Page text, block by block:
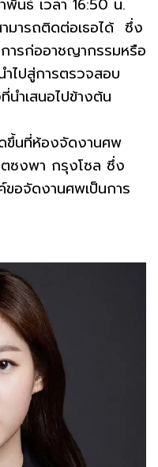
นธ์ เวลา 16:50 น.
ามารถติดต่อเธอได้ ซึ่ง
ารก่ออาชญากรรมหรือ
ไปสู่การตรวจสอบ
นำเสนอไปข้างต้น
ขึ้นที่ห้องจัดงานศพ
ซงพา กรุงโซล ซึ่ง
อจัดงานศพเป็นการ